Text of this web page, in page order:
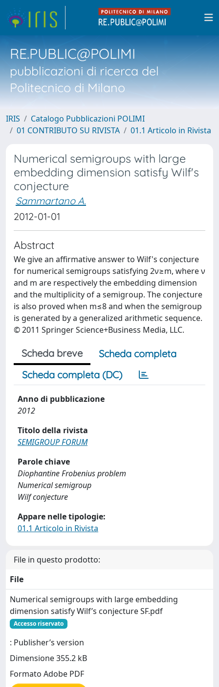
RE.PUBLIC@POLIMI
pubblicazioni di ricerca del
Politecnico di Milano
IRIS
Catalogo Pubblicazioni POLIMI
01 CONTRIBUTO SU RIVISTA
01.1 Articolo in Rivista
Numerical semigroups with large
embedding dimension satisfy Wilf's
conjecture
Sammartano A.
2012-01-01
Abstract
We give an affirmative answer to Wilf's conjecture
for numerical semigroups satisfying 2ν≥m, where ν
and m are respectively the embedding dimension
and the multiplicity of a semigroup. The conjecture
is also proved when m≤8 and when the semigroup
is generated by a generalized arithmetic sequence.
© 2011 Springer Science+Business Media, LLC.
Scheda breve
Scheda completa
Scheda completa (DC)
Anno di pubblicazione
2012
Titolo della rivista
SEMIGROUP FORUM
Parole chiave
Diophantine Frobenius problem
Numerical semigroup
Wilf conjecture
Appare nelle tipologie:
01.1 Articolo in Rivista
File in questo prodotto:
File
Numerical semigroups with large embedding
dimension satisfy Wilf’s conjecture SF.pdf
Accesso riservato
: Publisher’s version
Dimensione 355.2 kB
Formato Adobe PDF